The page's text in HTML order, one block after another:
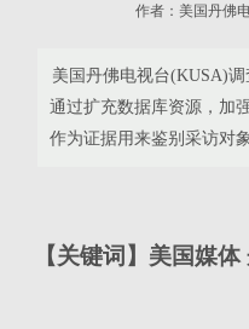
作者： 美国丹佛
美国丹佛电视台(KUSA)调
通过扩充数据库资源，加
作为证据用来鉴别采访对
【关键词】美国媒